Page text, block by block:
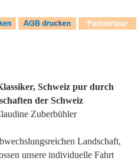
Schweiz pur durch
der Schweiz
Zuberbühler
Landschaft,
unsere individuelle Fahrt